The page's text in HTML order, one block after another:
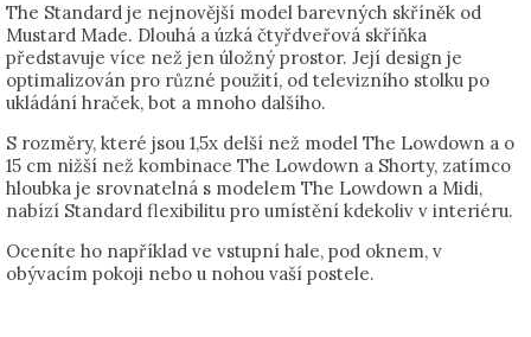
The Standard je nejnovější model barevných skříněk od
Mustard Made. Dlouhá a úzká čtyřdveřová skříňka
představuje více než jen úložný prostor. Její design je
optimalizován pro různé použití, od televizního stolku po
ukládání hraček, bot a mnoho dalšího.
S rozměry, které jsou 1,5x delší než model The Lowdown a o
15 cm nižší než kombinace The Lowdown a Shorty, zatímco
hloubka je srovnatelná s modelem The Lowdown a Midi,
nabízí Standard flexibilitu pro umístění kdekoliv v interiéru.
Oceníte ho například ve vstupní hale, pod oknem, v
obývacím pokoji nebo u nohou vaší postele.